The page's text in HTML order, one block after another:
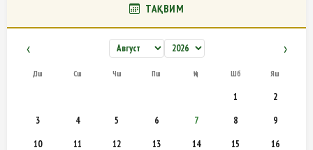
ТАҚВИМ
‹ ›
Дш Сш Чш Пш Ҷм Шб Яш
1
2
3
4 5 6 7 8
9
10
11 12 13 14 15
16